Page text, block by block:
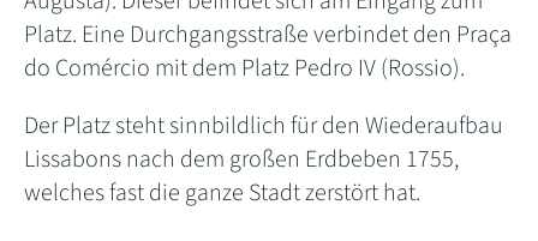
Platz. Eine Durchgangsstraße verbindet den Praça
do Comércio mit dem Platz Pedro IV (Rossio).
Der Platz steht sinnbildlich für den Wiederaufbau
Lissabons nach dem großen Erdbeben 1755,
welches fast die ganze Stadt zerstört hat.